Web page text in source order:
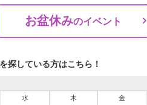
お盆休みのイベント
探している方はこちら！
水 木 金